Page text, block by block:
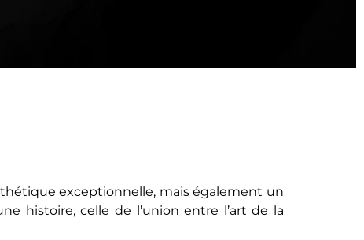
exceptionnelle, mais également un
histoire, celle de l’union entre l’art de la